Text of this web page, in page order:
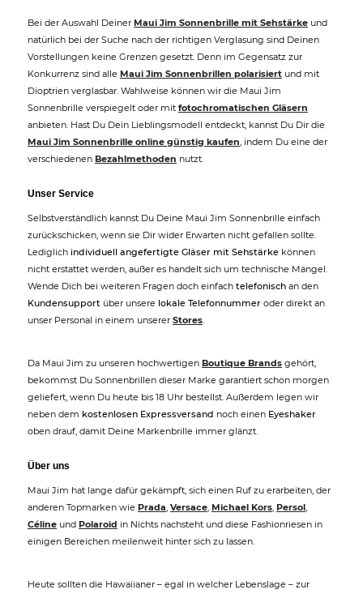
Bei der Auswahl Deiner Maui Jim Sonnenbrille mit Sehstärke und
natürlich bei der Suche nach der richtigen Verglasung sind Deinen
Vorstellungen keine Grenzen gesetzt. Denn im Gegensatz zur
Konkurrenz sind alle Maui Jim Sonnenbrillen polarisiert und mit
Dioptrien verglasbar. Wahlweise können wir die Maui Jim
Sonnenbrille verspiegelt oder mit fotochromatischen Gläsern
anbieten. Hast Du Dein Lieblingsmodell entdeckt, kannst Du Dir die
Maui Jim Sonnenbrille online günstig kaufen, indem Du eine der
verschiedenen Bezahlmethoden nutzt.
Unser Service
Selbstverständlich kannst Du Deine Maui Jim Sonnenbrille einfach
zurückschicken, wenn sie Dir wider Erwarten nicht gefallen sollte.
Lediglich individuell angefertigte Gläser mit Sehstärke können
nicht erstattet werden, außer es handelt sich um technische Mängel.
Wende Dich bei weiteren Fragen doch einfach telefonisch an den
Kundensupport über unsere lokale Telefonnummer oder direkt an
unser Personal in einem unserer Stores.
Da Maui Jim zu unseren hochwertigen Boutique Brands gehört,
bekommst Du Sonnenbrillen dieser Marke garantiert schon morgen
geliefert, wenn Du heute bis 18 Uhr bestellst. Außerdem legen wir
neben dem kostenlosen Expressversand noch einen Eyeshaker
oben drauf, damit Deine Markenbrille immer glänzt.
Über uns
Maui Jim hat lange dafür gekämpft, sich einen Ruf zu erarbeiten, der
anderen Topmarken wie Prada, Versace, Michael Kors, Persol,
Céline und Polaroid in Nichts nachsteht und diese Fashionriesen in
einigen Bereichen meilenweit hinter sich zu lassen.
Heute sollten die Hawaiianer – egal in welcher Lebenslage – zur